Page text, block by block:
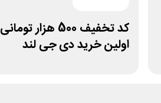
کد تخفیف 500 هزار تومانی
اولین خرید دی جی لند